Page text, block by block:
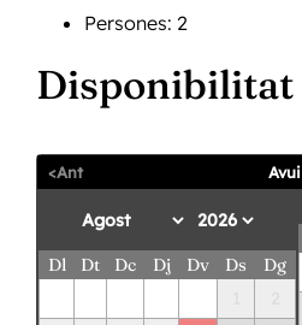
Persones: 2
Disponibilitat
<Ant Avui
Dl Dt Dc Dj Dv Ds
Dg